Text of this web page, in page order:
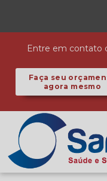
Entre em contato
Faça seu
agora mesmo